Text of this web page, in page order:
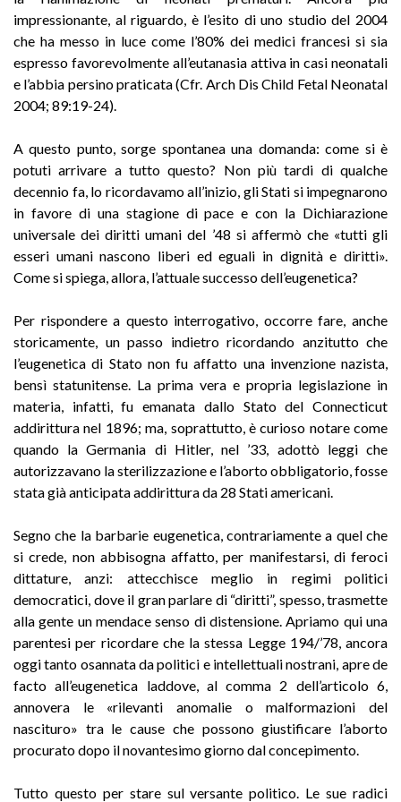
impressionante, al riguardo, è l’esito di uno studio del 2004
che ha messo in luce come l’80% dei medici francesi si sia
espresso favorevolmente all’eutanasia attiva in casi neonatali
e l’abbia persino praticata (Cfr. Arch Dis Child Fetal Neonatal
2004; 89:19-24).
A questo punto, sorge spontanea una domanda: come si è
potuti arrivare a tutto questo? Non più tardi di qualche
decennio fa, lo ricordavamo all’inizio, gli Stati si impegnarono
in favore di una stagione di pace e con la Dichiarazione
universale dei diritti umani del ’48 si affermò che «tutti gli
esseri umani nascono liberi ed eguali in dignità e diritti».
Come si spiega, allora, l’attuale successo dell’eugenetica?
Per rispondere a questo interrogativo, occorre fare, anche
storicamente, un passo indietro ricordando anzitutto che
l’eugenetica di Stato non fu affatto una invenzione nazista,
bensì statunitense. La prima vera e propria legislazione in
materia, infatti, fu emanata dallo Stato del Connecticut
addirittura nel 1896; ma, soprattutto, è curioso notare come
quando la Germania di Hitler, nel ’33, adottò leggi che
autorizzavano la sterilizzazione e l’aborto obbligatorio, fosse
stata già anticipata addirittura da 28 Stati americani.
Segno che la barbarie eugenetica, contrariamente a quel che
si crede, non abbisogna affatto, per manifestarsi, di feroci
dittature, anzi: attecchisce meglio in regimi politici
democratici, dove il gran parlare di “diritti”, spesso, trasmette
alla gente un mendace senso di distensione. Apriamo qui una
parentesi per ricordare che la stessa Legge 194/’78, ancora
oggi tanto osannata da politici e intellettuali nostrani, apre de
facto all’eugenetica laddove, al comma 2 dell’articolo 6,
annovera le «rilevanti anomalie o malformazioni del
nascituro» tra le cause che possono giustificare l’aborto
procurato dopo il novantesimo giorno dal concepimento.
Tutto questo per stare sul versante politico. Le sue radici